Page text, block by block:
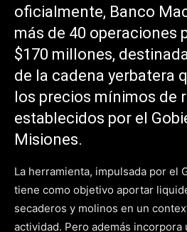
oficialmente, Banco
más de 40 operaciones
$170 millones,
de la cadena yerbatera
los precios mínimos de
establecidos por el
Misiones.
La herramienta, impulsada por el
tiene como objetivo aportar
secaderos y molinos en un
actividad. Pero además incorpora